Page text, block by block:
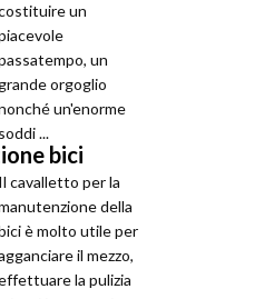
un
un
orgoglio
un'enorme
soddi ...
bici
Il cavalletto per la
della
è molto utile per
il mezzo,
la pulizia